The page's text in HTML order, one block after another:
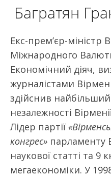
Багратян
Екс-прем’єр-міністр
Міжнародного
Економічний діяч,
журналістами
здійснив
незалежності
Лідер партії
конгрес» парламенту
наукової статті та 9
мегаекономіки. У